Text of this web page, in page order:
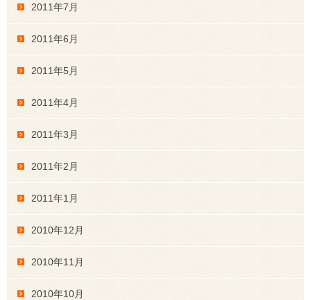
2011年7月
2011年6月
2011年5月
2011年4月
2011年3月
2011年2月
2011年1月
2010年12月
2010年11月
2010年10月